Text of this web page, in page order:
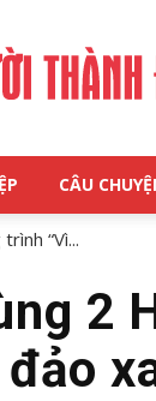
THÀNH
CÂU
“Vì...
2